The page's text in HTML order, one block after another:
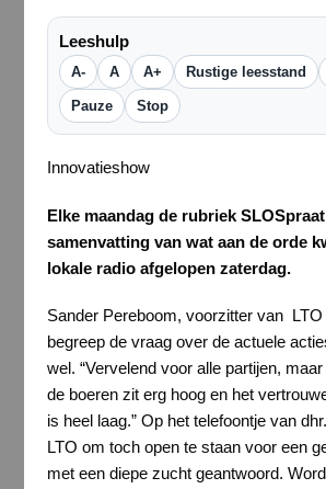
Leeshulp
A- A A+ Rustige leesstand
Pauze Stop
Innovatieshow
Elke maandag de rubriek
samenvatting van wat aan de orde
lokale radio afgelopen zaterdag.
Sander Pereboom, voorzitter van
begreep de vraag over de actuele
wel. “Vervelend voor alle partijen,
de boeren zit erg hoog en het
is heel laag.” Op het telefoontje van
LTO om toch open te staan voor een
met een diepe zucht geantwoord.